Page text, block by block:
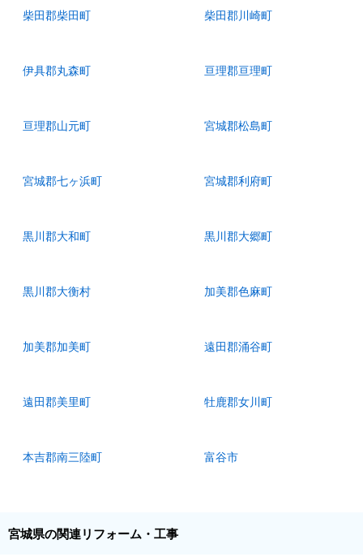
柴田郡柴田町 柴田郡川崎町
伊具郡丸森町 亘理郡亘理町
亘理郡山元町 宮城郡松島町
宮城郡七ヶ浜町 宮城郡利府町
黒川郡大和町 黒川郡大郷町
黒川郡大衡村 加美郡色麻町
加美郡加美町 遠田郡涌谷町
遠田郡美里町 牡鹿郡女川町
本吉郡南三陸町 富谷市
宮城県の関連リフォーム・工事